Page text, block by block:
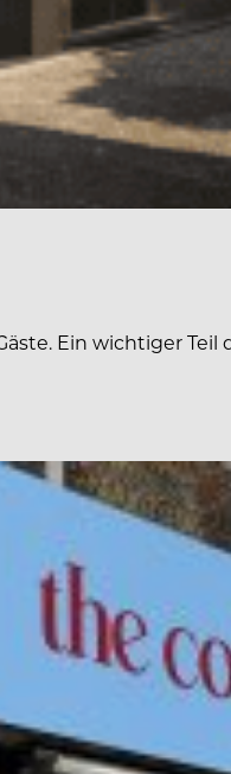
Ein wichtiger Teil